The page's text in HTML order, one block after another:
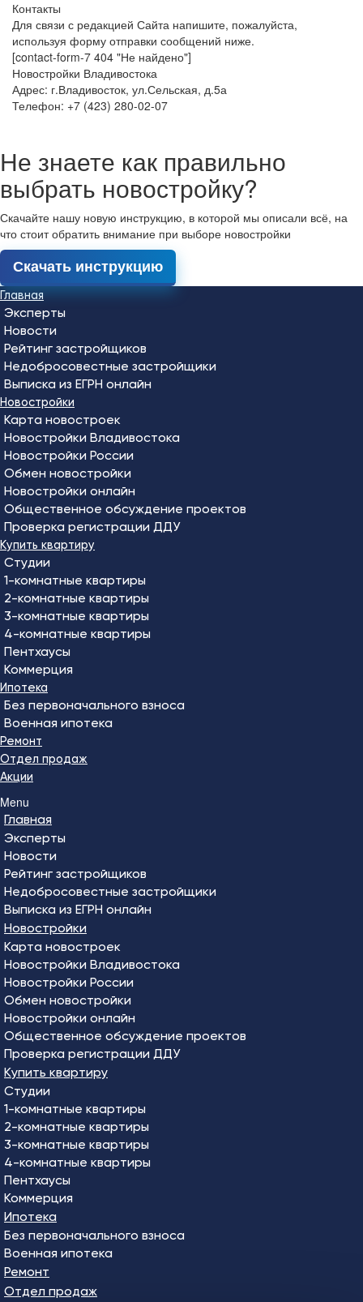
Контакты
Для связи с редакцией Сайта напишите, пожалуйста,
используя форму отправки сообщений ниже.
[contact-form-7 404 "Не найдено"]
Новостройки Владивостока
Адрес: г.Владивосток, ул.Сельская, д.5а
Телефон: +7 (423) 280-02-07
Не знаете как правильно
выбрать новостройку?
Скачайте нашу новую инструкцию, в которой мы описали всё, на
что стоит обратить внимание при выборе новостройки
Скачать инструкцию
Главная
Эксперты
Новости
Рейтинг застройщиков
Недобросовестные застройщики
Выписка из ЕГРН онлайн
Новостройки
Карта новостроек
Новостройки Владивостока
Новостройки России
Обмен новостройки
Новостройки онлайн
Общественное обсуждение проектов
Проверка регистрации ДДУ
Купить квартиру
Студии
1-комнатные квартиры
2-комнатные квартиры
3-комнатные квартиры
4-комнатные квартиры
Пентхаусы
Коммерция
Ипотека
Без первоначального взноса
Военная ипотека
Ремонт
Отдел продаж
Акции
Menu
Главная
Эксперты
Новости
Рейтинг застройщиков
Недобросовестные застройщики
Выписка из ЕГРН онлайн
Новостройки
Карта новостроек
Новостройки Владивостока
Новостройки России
Обмен новостройки
Новостройки онлайн
Общественное обсуждение проектов
Проверка регистрации ДДУ
Купить квартиру
Студии
1-комнатные квартиры
2-комнатные квартиры
3-комнатные квартиры
4-комнатные квартиры
Пентхаусы
Коммерция
Ипотека
Без первоначального взноса
Военная ипотека
Ремонт
Отдел продаж